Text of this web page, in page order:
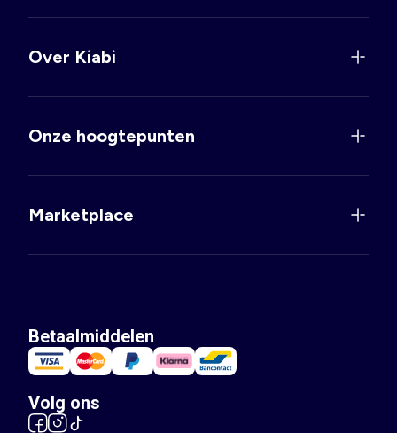
Over Kiabi
Onze hoogtepunten
Marketplace
Betaalmiddelen
Volg ons